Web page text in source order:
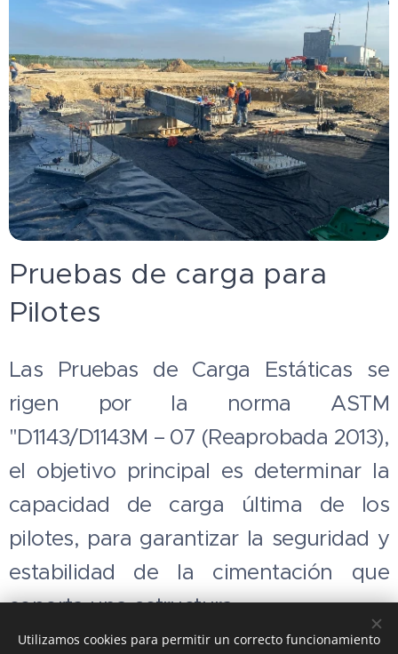
Pruebas de carga para
Pilotes
Las Pruebas de Carga Estáticas se
rigen por la norma ASTM
"D1143/D1143M – 07 (Reaprobada 2013),
el objetivo principal es determinar la
capacidad de carga última de los
pilotes, para garantizar la seguridad y
estabilidad de la cimentación que
soporta una estructura.
Utilizamos cookies para permitir un correcto funcionamiento